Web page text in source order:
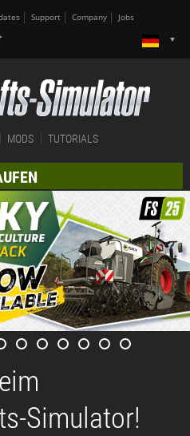
Support Company Jobs
MODS TUTORIALS
Simulator!